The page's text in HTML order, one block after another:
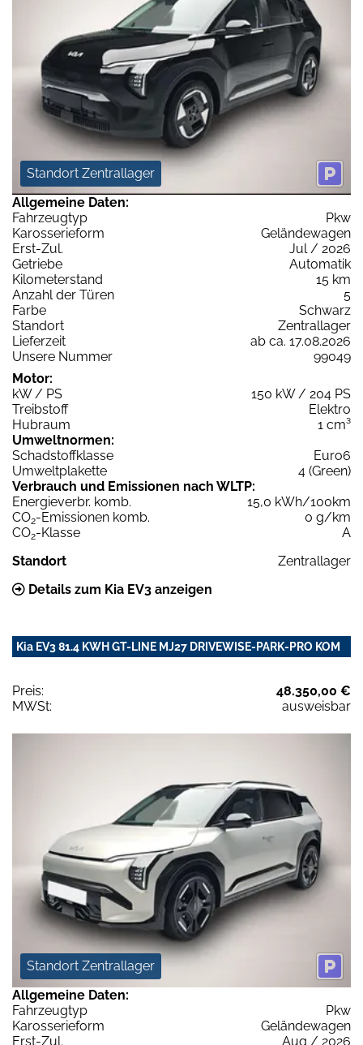
Standort Zentrallager
Allgemeine Daten:
Fahrzeugtyp
Pkw
Karosserieform
Geländewagen
Erst-Zul.
Jul / 2026
Getriebe
Automatik
Kilometerstand
15 km
Anzahl der Türen
5
Farbe
Schwarz
Standort
Zentrallager
Lieferzeit
ab ca. 17.08.2026
Unsere Nummer
99049
Motor:
kW / PS
150 kW / 204 PS
Treibstoff
Elektro
Hubraum
1 cm³
Umweltnormen:
Schadstoffklasse
Euro6
Umweltplakette
4 (Green)
Verbrauch und Emissionen nach WLTP:
Energieverbr. komb.
15,0 kWh/100km
CO2-Emissionen komb.
0 g/km
CO2-Klasse
A
Standort
Zentrallager
Details zum Kia EV3 anzeigen
Kia EV3 81.4 KWH GT-LINE MJ27 DRIVEWISE-PARK-PRO KOM
Preis:
48.350,00 €
MWSt:
ausweisbar
Standort Zentrallager
Allgemeine Daten:
Fahrzeugtyp
Pkw
Karosserieform
Geländewagen
Erst-Zul.
Aug / 2026